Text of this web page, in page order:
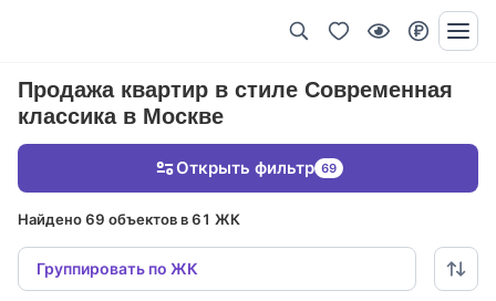
Продажа квартир в стиле Современная
классика в Москве
Найдено 69 объектов в 61 ЖК
Группировать по ЖК
Открыть фильтр 69